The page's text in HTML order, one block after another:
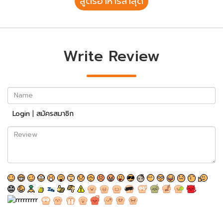
Write Review
Name
Login | สมัครสมาชิก
Review